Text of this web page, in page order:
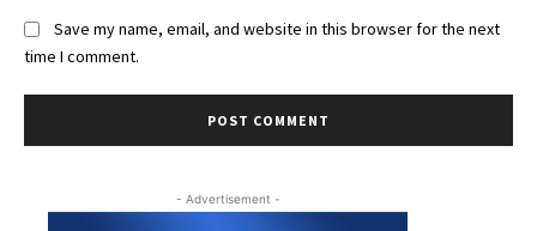
Save my name, email, and website in this browser for the next
time I comment.
- Advertisement -